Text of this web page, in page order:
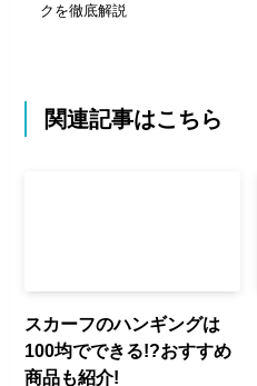
クを徹底解説
関連記事はこちら
スカーフのハンギングは
100均でできる!?おすすめ
商品も紹介!